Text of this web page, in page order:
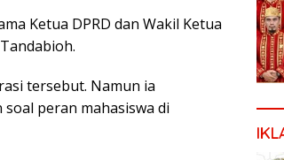
Ketua DPRD dan Wakil Ketua
tersebut. Namun ia
peran mahasiswa di